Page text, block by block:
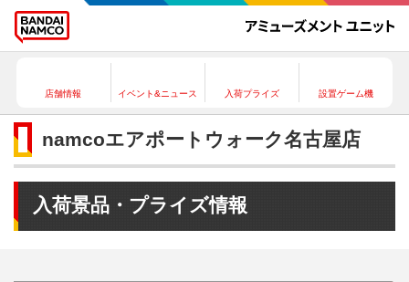
店舗情報 イベント&ニュース 入荷プライズ 設置ゲーム機
namcoエアポートウォーク名古屋店
入荷景品・プライズ情報